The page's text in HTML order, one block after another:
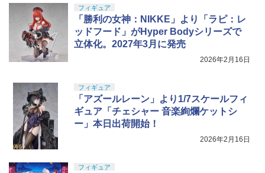
フィギュア
「勝利の女神：NIKKE」より「ラピ：レ
ッドフード」がHyper Bodyシリーズで
立体化。2027年3月に発売
2026年2月16日
フィギュア
「アズールレーン」より1/7スケールフィ
ギュア「チェシャー 音楽絢爛ケットシ
ー」本日出荷開始！
2026年2月16日
フィギュア